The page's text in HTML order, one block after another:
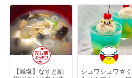
【減塩】なすと絹
シュワシュワ☆く